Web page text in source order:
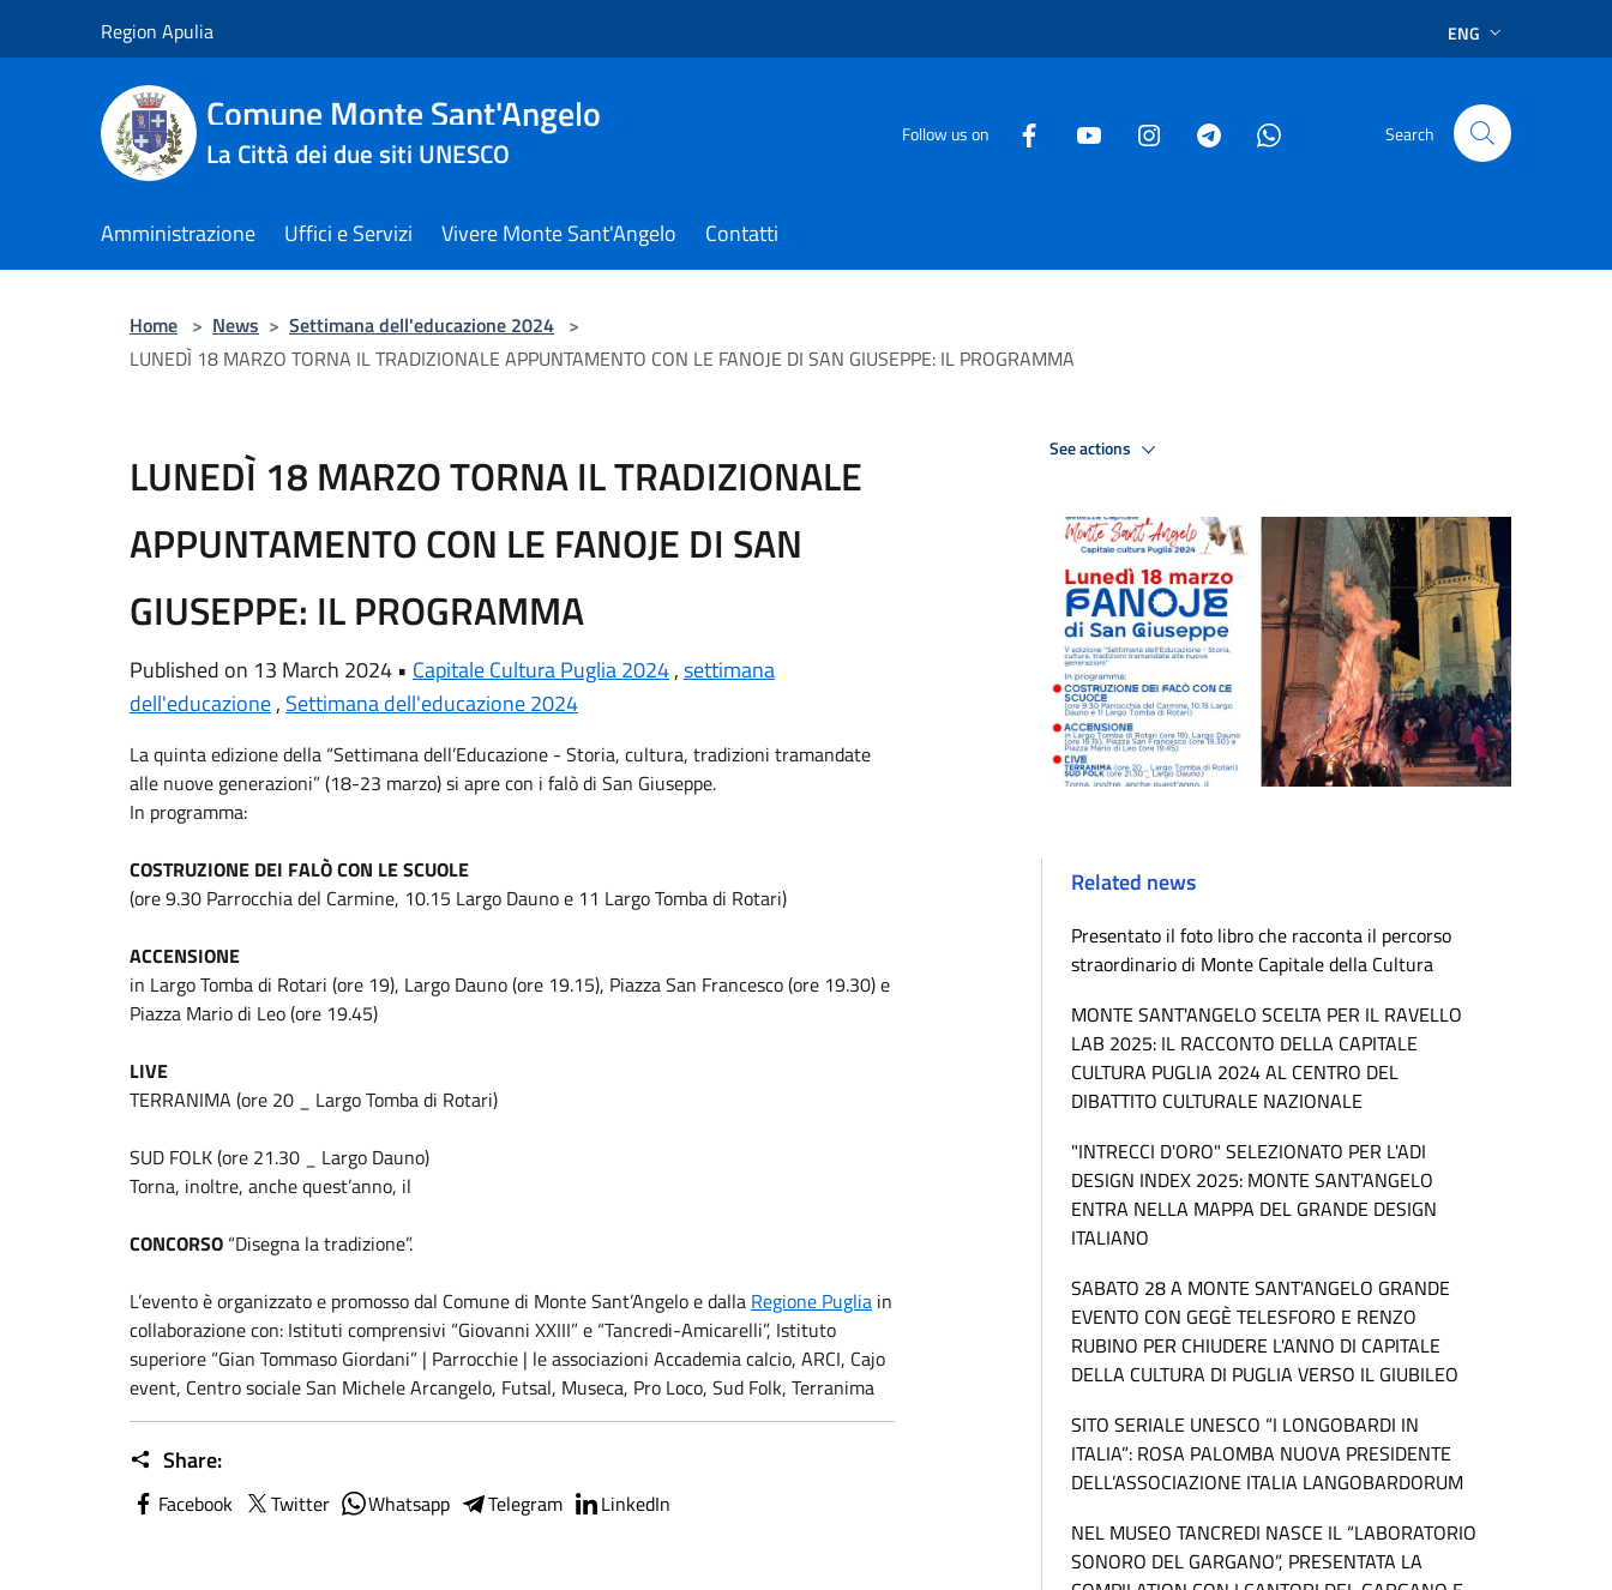
Region Apulia ENG
Comune Monte Sant'Angelo
La Città dei due siti UNESCO
Follow us on Search
Amministrazione Uffici e Servizi Vivere Monte Sant'Angelo Contatti
Home > News > Settimana dell'educazione 2024 >
LUNEDÌ 18 MARZO TORNA IL TRADIZIONALE APPUNTAMENTO CON LE FANOJE DI SAN GIUSEPPE: IL PROGRAMMA
LUNEDÌ 18 MARZO TORNA IL TRADIZIONALE
APPUNTAMENTO CON LE FANOJE DI SAN
GIUSEPPE: IL PROGRAMMA
Published on 13 March 2024 • Capitale Cultura Puglia 2024,settimana
dell'educazione, Settimana dell'educazione 2024
La quinta edizione della “Settimana dell’Educazione - Storia, cultura, tradizioni tramandate
alle nuove generazioni” (18-23 marzo) si apre con i falò di San Giuseppe.
In programma:
COSTRUZIONE DEI FALÒ CON LE SCUOLE
(ore 9.30 Parrocchia del Carmine, 10.15 Largo Dauno e 11 Largo Tomba di Rotari)
ACCENSIONE
in Largo Tomba di Rotari (ore 19), Largo Dauno (ore 19.15), Piazza San Francesco (ore 19.30) e
Piazza Mario di Leo (ore 19.45)
LIVE
TERRANIMA (ore 20 _ Largo Tomba di Rotari)
SUD FOLK (ore 21.30 _ Largo Dauno)
Torna, inoltre, anche quest’anno, il
CONCORSO “Disegna la tradizione”.
L’evento è organizzato e promosso dal Comune di Monte Sant’Angelo e dalla Regione Puglia in
collaborazione con: Istituti comprensivi “Giovanni XXIII” e “Tancredi-Amicarelli”, Istituto
superiore “Gian Tommaso Giordani” | Parrocchie | le associazioni Accademia calcio, ARCI, Cajo
event, Centro sociale San Michele Arcangelo, Futsal, Museca, Pro Loco, Sud Folk, Terranima
Share:
Facebook Twitter Whatsapp Telegram LinkedIn
See actions
Related news
Presentato il foto libro che racconta il percorso
straordinario di Monte Capitale della Cultura
MONTE SANT'ANGELO SCELTA PER IL RAVELLO
LAB 2025: IL RACCONTO DELLA CAPITALE
CULTURA PUGLIA 2024 AL CENTRO DEL
DIBATTITO CULTURALE NAZIONALE
"INTRECCI D'ORO" SELEZIONATO PER L'ADI
DESIGN INDEX 2025: MONTE SANT'ANGELO
ENTRA NELLA MAPPA DEL GRANDE DESIGN
ITALIANO
SABATO 28 A MONTE SANT'ANGELO GRANDE
EVENTO CON GEGÈ TELESFORO E RENZO
RUBINO PER CHIUDERE L'ANNO DI CAPITALE
DELLA CULTURA DI PUGLIA VERSO IL GIUBILEO
SITO SERIALE UNESCO “I LONGOBARDI IN
ITALIA”: ROSA PALOMBA NUOVA PRESIDENTE
DELL’ASSOCIAZIONE ITALIA LANGOBARDORUM
NEL MUSEO TANCREDI NASCE IL “LABORATORIO
SONORO DEL GARGANO”, PRESENTATA LA